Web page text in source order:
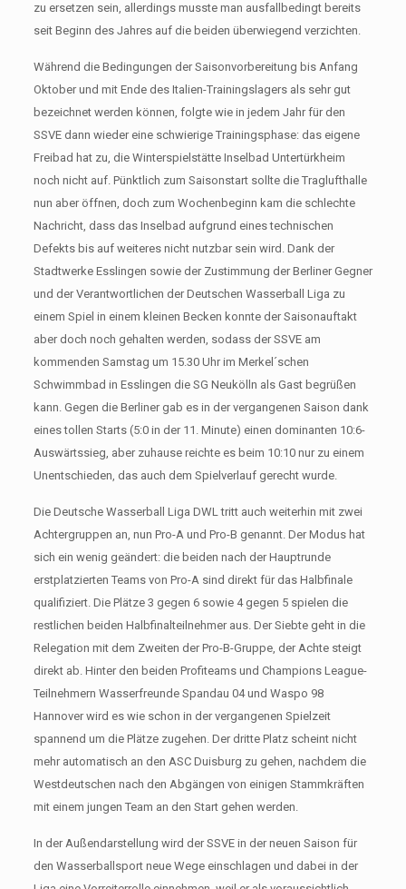
zu ersetzen sein, allerdings musste man ausfallbedingt bereits
seit Beginn des Jahres auf die beiden überwiegend verzichten.
Während die Bedingungen der Saisonvorbereitung bis Anfang
Oktober und mit Ende des Italien-Trainingslagers als sehr gut
bezeichnet werden können, folgte wie in jedem Jahr für den
SSVE dann wieder eine schwierige Trainingsphase: das eigene
Freibad hat zu, die Winterspielstätte Inselbad Untertürkheim
noch nicht auf. Pünktlich zum Saisonstart sollte die Traglufthalle
nun aber öffnen, doch zum Wochenbeginn kam die schlechte
Nachricht, dass das Inselbad aufgrund eines technischen
Defekts bis auf weiteres nicht nutzbar sein wird. Dank der
Stadtwerke Esslingen sowie der Zustimmung der Berliner Gegner
und der Verantwortlichen der Deutschen Wasserball Liga zu
einem Spiel in einem kleinen Becken konnte der Saisonauftakt
aber doch noch gehalten werden, sodass der SSVE am
kommenden Samstag um 15.30 Uhr im Merkel´schen
Schwimmbad in Esslingen die SG Neukölln als Gast begrüßen
kann. Gegen die Berliner gab es in der vergangenen Saison dank
eines tollen Starts (5:0 in der 11. Minute) einen dominanten 10:6-
Auswärtssieg, aber zuhause reichte es beim 10:10 nur zu einem
Unentschieden, das auch dem Spielverlauf gerecht wurde.
Die Deutsche Wasserball Liga DWL tritt auch weiterhin mit zwei
Achtergruppen an, nun Pro-A und Pro-B genannt. Der Modus hat
sich ein wenig geändert: die beiden nach der Hauptrunde
erstplatzierten Teams von Pro-A sind direkt für das Halbfinale
qualifiziert. Die Plätze 3 gegen 6 sowie 4 gegen 5 spielen die
restlichen beiden Halbfinalteilnehmer aus. Der Siebte geht in die
Relegation mit dem Zweiten der Pro-B-Gruppe, der Achte steigt
direkt ab. Hinter den beiden Profiteams und Champions League-
Teilnehmern Wasserfreunde Spandau 04 und Waspo 98
Hannover wird es wie schon in der vergangenen Spielzeit
spannend um die Plätze zugehen. Der dritte Platz scheint nicht
mehr automatisch an den ASC Duisburg zu gehen, nachdem die
Westdeutschen nach den Abgängen von einigen Stammkräften
mit einem jungen Team an den Start gehen werden.
In der Außendarstellung wird der SSVE in der neuen Saison für
den Wasserballsport neue Wege einschlagen und dabei in der